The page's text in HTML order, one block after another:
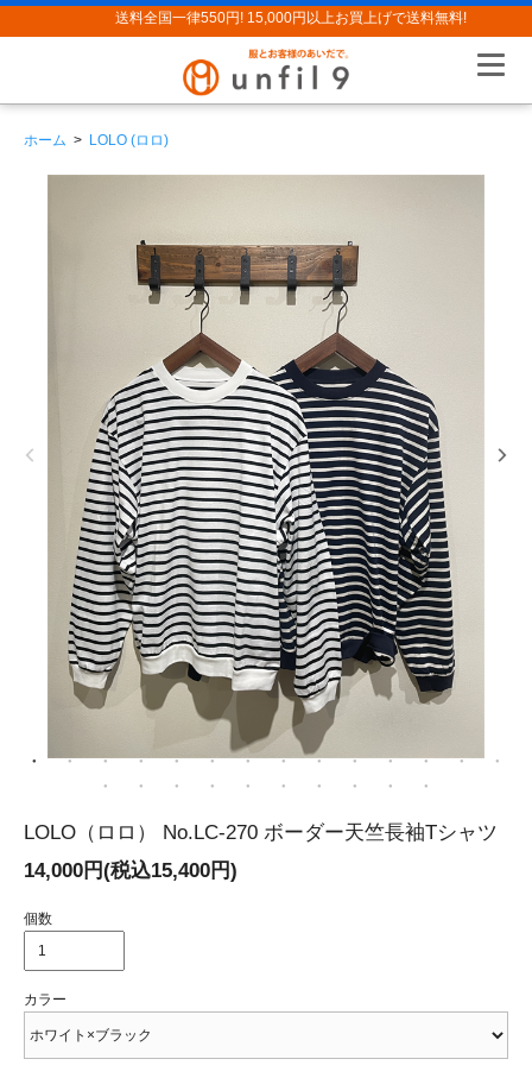
送料全国一律550円! 15,000円以上お買上げで送料無料!
ホーム > LOLO (ロロ)
LOLO（ロロ） No.LC-270 ボーダー天竺長袖Tシャツ
14,000円(税込15,400円)
個数
カラー